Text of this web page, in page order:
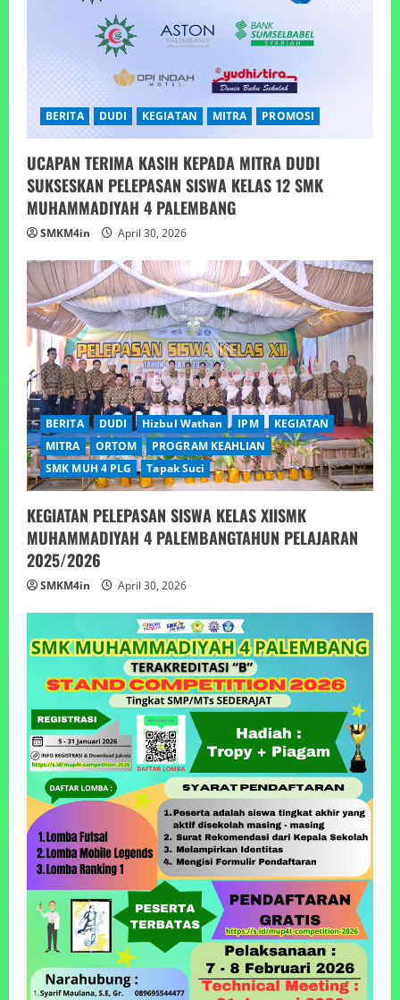
BERITA DUDI KEGIATAN MITRA PROMOSI
UCAPAN TERIMA KASIH KEPADA MITRA DUDI
SUKSESKAN PELEPASAN SISWA KELAS 12 SMK
MUHAMMADIYAH 4 PALEMBANG
SMKM4in April 30, 2026
BERITA DUDI Hizbul Wathan IPM
KEGIATAN
MITRA
ORTOM
PROGRAM KEAHLIAN
SMK MUH 4 PLG
Tapak Suci
KEGIATAN PELEPASAN SISWA KELAS XIISMK
MUHAMMADIYAH 4 PALEMBANGTAHUN PELAJARAN
2025/2026
SMKM4in April 30, 2026